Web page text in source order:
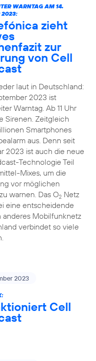
WARNTAG AM 14.
2023:
zieht
zur
von Cell
laut in Deutschland:
2023 ist
Warntag. Ab 11 Uhr
Sirenen. Zeitgleich
Smartphones
aus. Denn seit
2023 ist auch die neue
Technologie Teil
Mixes, um die
vor möglichen
warnen. Das O2Netz
eine entscheidende
anderes Mobilfunknetz
verbindet so viele
2023
Cell